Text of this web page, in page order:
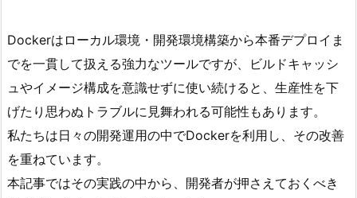
Dockerはローカル環境・開発環境構築から本番デプロイま
でを一貫して扱える強力なツールですが、ビルドキャッシ
ュやイメージ構成を意識せずに使い続けると、生産性を下
げたり思わぬトラブルに見舞われる可能性もあります。
私たちは日々の開発運用の中でDockerを利用し、その改善
を重ねています。
本記事ではその実践の中から、開発者が押さえておくべき